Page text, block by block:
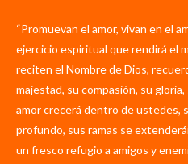
“Promuevan el amor, vivan en el
ejercicio espiritual que rendirá el
reciten el Nombre de Dios,
majestad, su compasión, su
amor crecerá dentro de ustedes,
profundo, sus ramas se
un fresco refugio a amigos y